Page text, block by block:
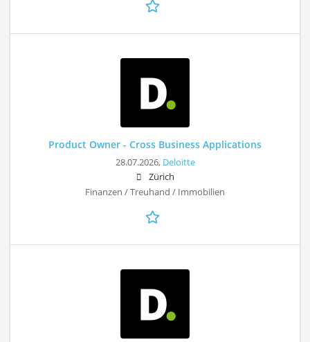
Product Owner - Cross Business Applications
28.07.2026, Deloitte
Zürich
Finanzen / Treuhand / Immobilien